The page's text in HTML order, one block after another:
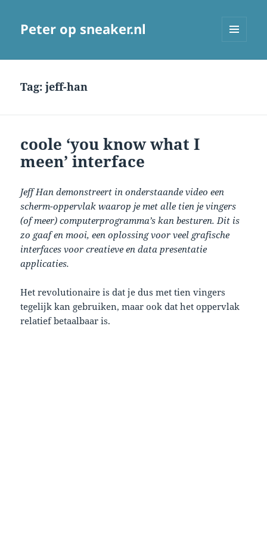
Peter op sneaker.nl
Tag:jeff-han
coole ‘you know what I
meen’ interface
Jeff Han demonstreert in onderstaande video een
scherm-oppervlak waarop je met alle tien je vingers
(of meer) computerprogramma’s kan besturen. Dit is
zo gaaf en mooi, een oplossing voor veel grafische
interfaces voor creatieve en data presentatie
applicaties.
Het revolutionaire is dat je dus met tien vingers
tegelijk kan gebruiken, maar ook dat het oppervlak
relatief betaalbaar is.